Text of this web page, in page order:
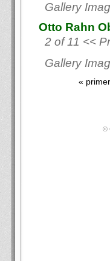
Gallery
Otto Rahn
2 of 11 <<
Gallery
«
©